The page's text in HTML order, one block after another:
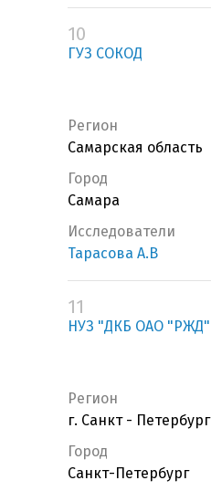
10
ГУЗ СОКОД
Регион
Самарская область
Город
Самара
Исследователи
Тарасова А.В
11
НУЗ "ДКБ ОАО "РЖД"
Регион
г. Санкт - Петербург
Город
Санкт-Петербург